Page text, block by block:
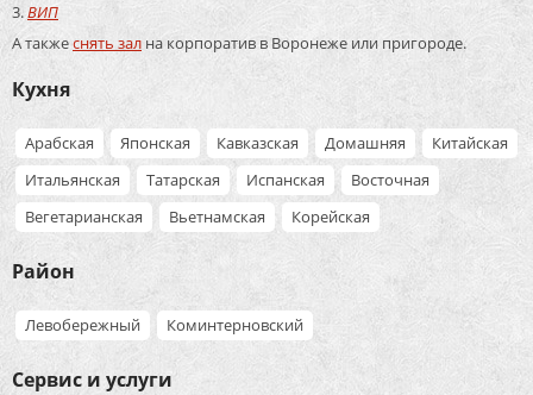
ВИП
А такжеснять зал на корпоратив в Воронеже или пригороде.
Кухня
Арабская Японская Кавказская Домашняя
Китайская
Итальянская
Татарская Испанская
Восточная
Вегетарианская
Вьетнамская Корейская
Район
Левобережный Коминтерновский
Сервис и услуги